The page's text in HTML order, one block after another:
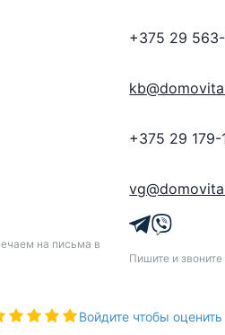
на письма в
+375 29
+375 29 179-
Пишите и
Войдите чтобы оценить